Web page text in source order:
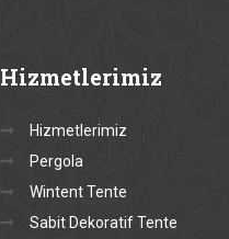
Hizmetlerimiz
Hizmetlerimiz
Pergola
Wintent Tente
Sabit Dekoratif Tente